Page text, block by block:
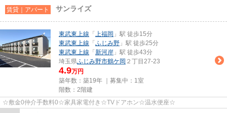
賃貸｜アパート サンライズ
東武東上線 「 上福岡 」駅 徒歩15分
東武東上線 「 ふじみ野 」駅 徒歩25分
東武東上線 「 新河岸 」駅 徒歩43分
埼玉県ふじみ野市鶴ケ岡 ２丁目27-23
4.9万円
築年数：築19年 ｜募集中： 1室
階数：2階建
☆敷金0仲介手数料0☆家具家電付き☆TVドアホン☆温水便座☆